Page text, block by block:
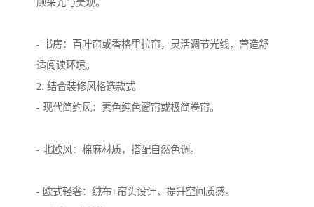
- 书房：百叶帘或香格里拉帘，灵活调节光线，营造舒
适阅读环境。
2. 结合装修风格选款式
- 现代简约风：素色纯色窗帘或极简卷帘。
- 北欧风：棉麻材质，搭配自然色调。
- 欧式轻奢：绒布+帘头设计，提升空间质感。